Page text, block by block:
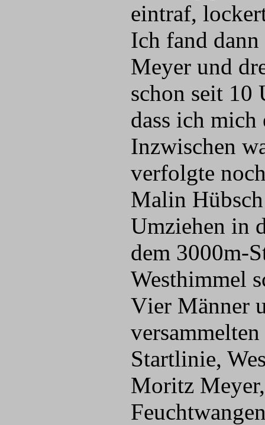
eintraf,
Ich fand
Meyer und
schon seit 10
dass ich
Inzwischen
verfolgte
Malin
Umziehen in
dem 3000m-
Westhimmel
Vier Männer
Startlinie,
Moritz